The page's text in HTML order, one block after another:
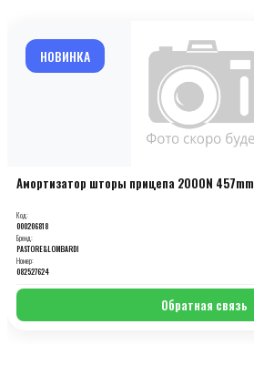
НОВИНКА
Амортизатор шторы прицепа 2000N 457mm
Код:
000206818
Бренд:
PASTORE&LOMBARDI
Номер:
082527624
Обратная связь